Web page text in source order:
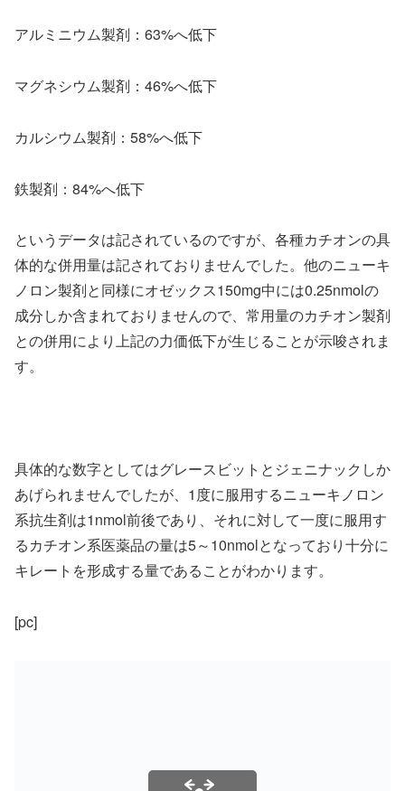
アルミニウム製剤：63%へ低下
マグネシウム製剤：46%へ低下
カルシウム製剤：58%へ低下
鉄製剤：84%へ低下
というデータは記されているのですが、各種カチオンの具
体的な併用量は記されておりませんでした。他のニューキ
ノロン製剤と同様にオゼックス150mg中には0.25nmolの
成分しか含まれておりませんので、常用量のカチオン製剤
との併用により上記の力価低下が生じることが示唆されま
す。
具体的な数字としてはグレースビットとジェニナックしか
あげられませんでしたが、1度に服用するニューキノロン
系抗生剤は1nmol前後であり、それに対して一度に服用す
るカチオン系医薬品の量は5～10nmolとなっており十分に
キレートを形成する量であることがわかります。
[pc]